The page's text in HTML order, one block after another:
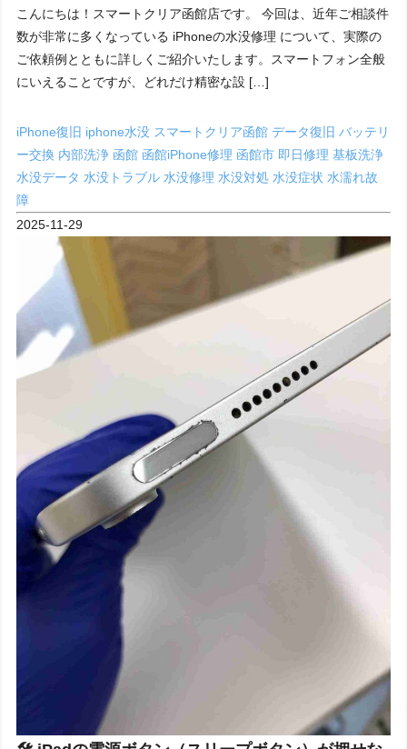
こんにちは！スマートクリア函館店です。 今回は、近年ご相談件
数が非常に多くなっている iPhoneの水没修理 について、実際の
ご依頼例とともに詳しくご紹介いたします。スマートフォン全般
にいえることですが、どれだけ精密な設 […]
iPhone復旧 iphone水没 スマートクリア函館データ復旧バッテリ
ー交換 内部洗浄 函館 函館iPhone修理 函館市 即日修理基板洗浄
水没データ水没トラブル水没修理水没対処水没症状水濡れ故
障
2025-11-29